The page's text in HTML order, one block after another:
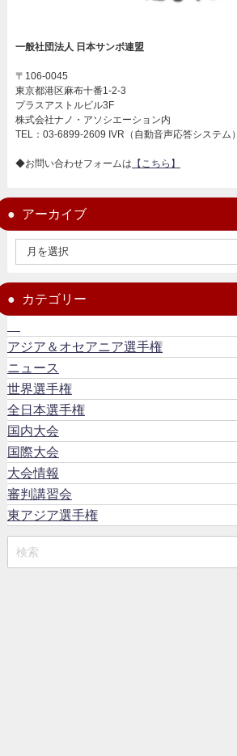
一般社団法人 日本サンボ連盟
〒106-0045
東京都港区麻布十番1-2-3
プラスアストルビル3F
株式会社ナノ・アソシエーション内
TEL：03-6899-2609 IVR（自動音声応答システム）
◆お問い合わせフォームは 【こちら】
アーカイブ
カテゴリー
アジア＆オセアニア選手権
ニュース
世界選手権
全日本選手権
国内大会
国際大会
大会情報
審判講習会
東アジア選手権